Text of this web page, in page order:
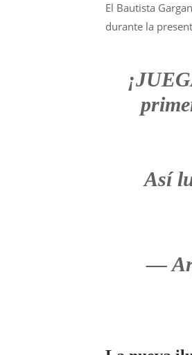
El Bautista
durante la
Así
—